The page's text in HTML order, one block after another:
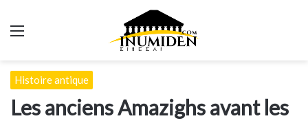
Menu
Histoire antique
Les anciens Amazighs avant les